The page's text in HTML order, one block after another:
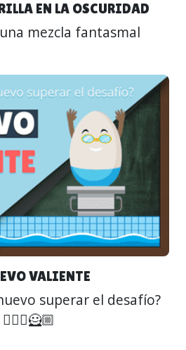
EN LA OSCURIDAD
mezcla fantasmal
VALIENTE
superar el desafío?
🦸🏿‍♂️🦸🏼